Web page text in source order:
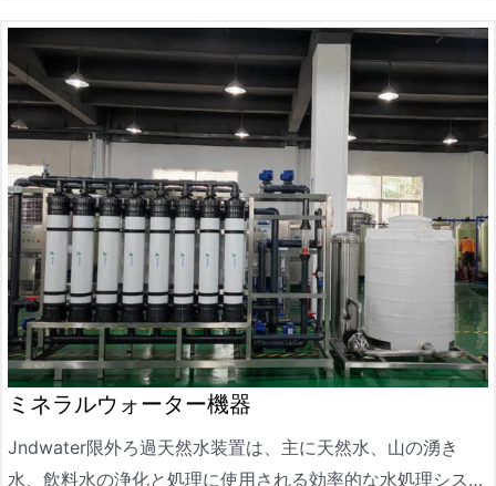
ミネラルウォーター機器
Jndwater限外ろ過天然水装置は、主に天然水、山の湧き
水、飲料水の浄化と処理に使用される効率的な水処理システ